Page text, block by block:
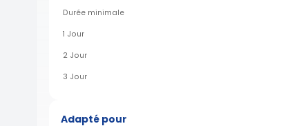
Durée minimale
1 Jour
2 Jour
3 Jour
Adapté pour